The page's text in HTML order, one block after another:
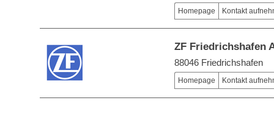
Homepage Kontakt
ZF Friedrichshafen
88046 Friedrichshafen
Homepage Kontakt